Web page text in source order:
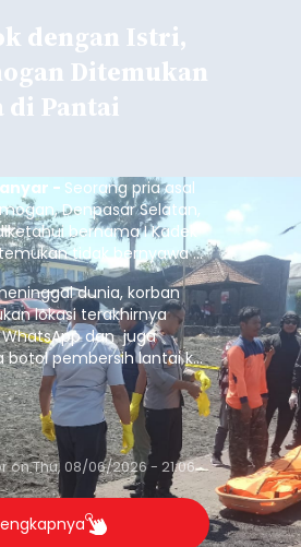
dengan Istri,
Ditemukan
di Pantai
- Seorang pria asal
Denpasar Selatan,
bernama I Kadek
tidak bernyawa di
Sukawati.
dunia, korban
lokasi terakhirnya
dan juga
pembersih lantai ke
onThu, 08/06/2026 - 21:06